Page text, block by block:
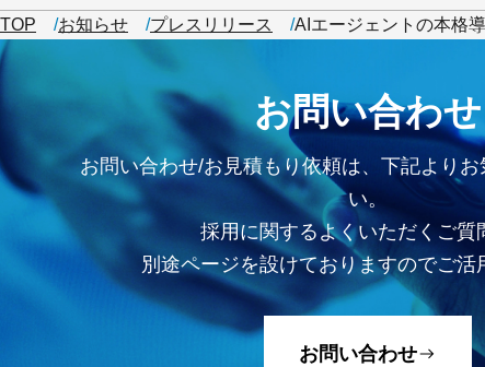
TOP お知らせ プレスリリース AIエージェントの本格
お問い合わせ
お問い合わせ/お見積もり依頼は、下記よりお
い。
採用に関するよくいただくご質
別途ページを設けておりますのでご活
お問い合わせ